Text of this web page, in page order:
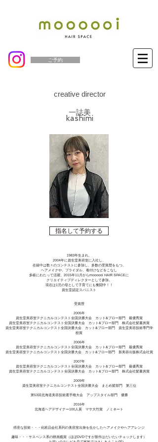
ご予約
creative director
一誌美
​kashimi
指名して予約する
1983年生まれ。
2004年に資生堂美容室に入社し、
在籍中は数々のコンテストに参加し、多数の受賞歴をもつ。
ヘアメイクや、ブライダル、着付けなどをこなし
多岐にわたって活躍。2015年11月からmoooooi HAIR SPACEに
クリエイティブディレクターとして参加。
現在は1児の母として子育てにも奮闘中！！
​資生堂認定スパニスト
受賞歴
2005年
資生堂美容室テクニカルコンテスト全国決勝大会 カット&ブロー部門 最優秀賞
資生堂美容室テクニカルコンテスト全国決勝大会 カット&ブロー部門 ​ 株式会社髪書房賞
資生堂美容室テクニカルコンテスト全国決勝大会 カット&ブロー部門 資生堂美容技術専門学
校賞
2006年
資生堂美容室テクニカルコンテスト全国決勝大会 カット&ブロー部門 最優秀賞
資生堂美容室テクニカルコンテスト全国決勝大会 カット&ブロー部門 新美容出版株式会社賞
2007年
資生堂美容室テクニカルコンテスト全国決勝大会 カット&ブロー部門 最優秀賞
資生堂美容室テクニカルコンテスト全国決勝大会 カット&ブロー部門 株式会社髪書房賞
2009年
資生堂美容室テクニカルコンテスト全国決勝大会 まとめ髪部門 第三位
第53回北海道美容技術選手権大会 アップスタイル部門 優勝
2016年
北海道ヘアデザイナー100人展 マサ大竹賞 ノミネート
得意な技術・・・ 化粧品会社系列の美容室出身を生かしたヘアメイクやヘアアレンジ
趣味・・・サスペンス系の映画鑑賞（ほぼDVDですが新作はだいたいチェックします）